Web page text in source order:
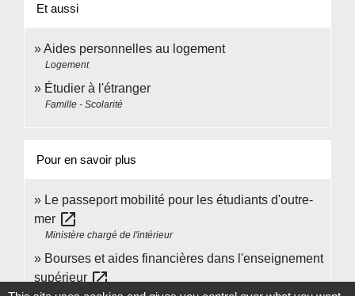
Et aussi
Aides personnelles au logement
Logement
Étudier à l'étranger
Famille - Scolarité
Pour en savoir plus
Le passeport mobilité pour les étudiants d'outre-
mer open_in_new
Ministère chargé de l'intérieur
Bourses et aides financières dans l'enseignement
supérieur open_in_new